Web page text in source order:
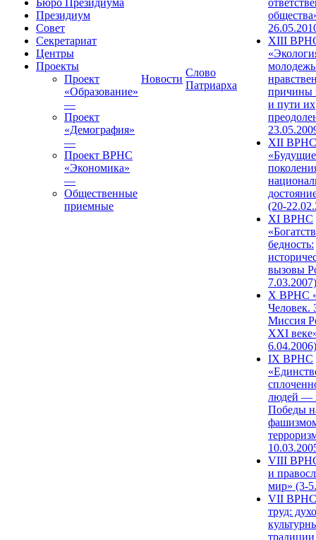
Бюро Президиума
Президиум
Совет
Секретариат
Центры
Проекты
Проект
«Образование»
—
Проект
«Демография»
—
Проект ВРНС
«Экономика»
—
Общественные
приемные
Новости
Слово
Патриарха
XIII
причины
и пути их
XII ВРНС
«Будущие
(20-
XI ВРНС
бедность:
вызовы
7.03.2007)
X ВРНС
Человек.
Миссия
XXI
6.04.2006)
IX ВРНС
людей —
Победы
VIII
и
мир» (3-
VII ВРНС
труд: